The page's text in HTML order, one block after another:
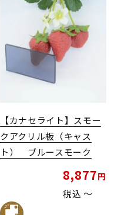
【カナセライト】スモー
クアクリル板（キャス
ト） ブルースモーク
8,877
税込 〜